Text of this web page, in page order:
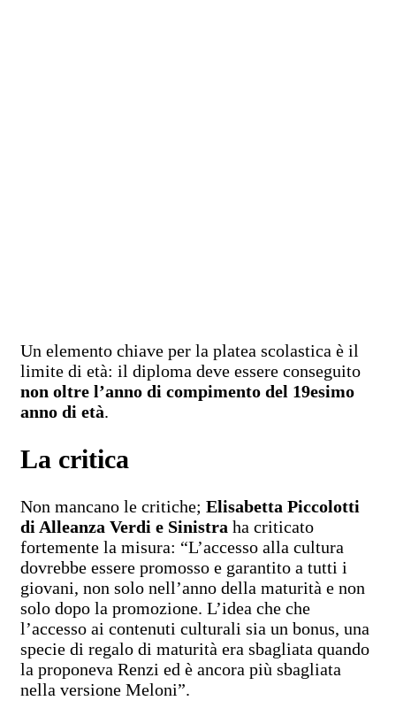
Un elemento chiave per la platea scolastica è il
limite di età: il diploma deve essere conseguito
non oltre l’anno di compimento del 19esimo
anno di età.
La critica
Non mancano le critiche; Elisabetta Piccolotti
di Alleanza Verdi e Sinistra ha criticato
fortemente la misura: “L’accesso alla cultura
dovrebbe essere promosso e garantito a tutti i
giovani, non solo nell’anno della maturità e non
solo dopo la promozione. L’idea che che
l’accesso ai contenuti culturali sia un bonus, una
specie di regalo di maturità era sbagliata quando
la proponeva Renzi ed è ancora più sbagliata
nella versione Meloni”.